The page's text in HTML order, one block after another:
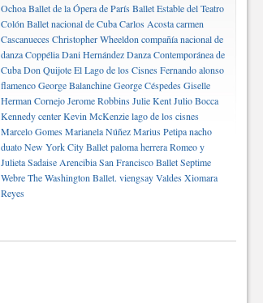
OchoaBallet de la Ópera de ParísBallet Estable del Teatro
Colón Ballet nacional de CubaCarlos Acostacarmen
CascanuecesChristopher Wheeldon compañía nacional de
danzaCoppéliaDani HernándezDanza Contemporánea de
CubaDon QuijoteEl Lago de los CisnesFernando alonso
flamencoGeorge BalanchineGeorge CéspedesGiselle
Herman CornejoJerome RobbinsJulie KentJulio Bocca
Kennedy centerKevin McKenzielago de los cisnes
Marcelo GomesMarianela NúñezMarius Petipanacho
duatoNew York City Balletpaloma herreraRomeo y
JulietaSadaise ArencibiaSan Francisco BalletSeptime
WebreThe Washington Ballet. viengsay ValdesXiomara
Reyes